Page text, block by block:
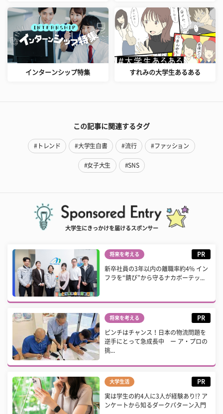
インターンシップ特集 すれみの大学生あるある
この記事に関連するタグ
#トレンド #大学生白書 #流行 #ファッション
#女子大生 #SNS
大学生にきっかけを届けるスポンサー
将来を考える PR
新卒社員の3年以内の離職率約4% イン
フラを“錆び”から守るナカボーテッ...
将来を考える PR
ピンチはチャンス！日本の物流問題を
逆手にとって急成長中 ー ア・プロの
挑...
大学生活 PR
実は学生の約4人に3人が経験あり!? ア
ンケートから知るダークパターン入門